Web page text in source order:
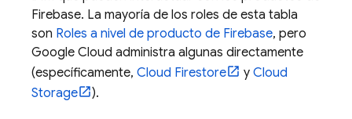
Firebase. La mayoría de los roles de esta tabla
son Roles a nivel de producto de Firebase, pero
Google Cloud administra algunas directamente
(específicamente, Cloud Firestore y Cloud
Storage
).